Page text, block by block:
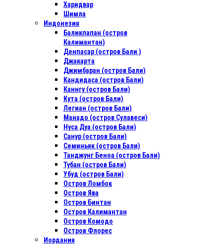
Харидвар
Шимла
Индонезия
Баликпапан (остров
Калимантан)
Денпасар (остров Бали )
Джакарта
Джимбаран (остров Бали)
Кандидаса (остров Бали)
Каннгу (остров Бали)
Кута (остров Бали)
Легиан (остров Бали)
Манадо (остров Сулавеси)
Нуса Дуа (остров Бали)
Санур (остров Бали)
Семиньяк (остров Бали)
Танджунг Беноа (остров Бали)
Тубан (остров Бали)
Убуд (остров Бали)
Остров Ломбок
Остров Ява
Остров Бинтан
Остров Калимантан
Остров Комодо
Остров Флорес
Иордания